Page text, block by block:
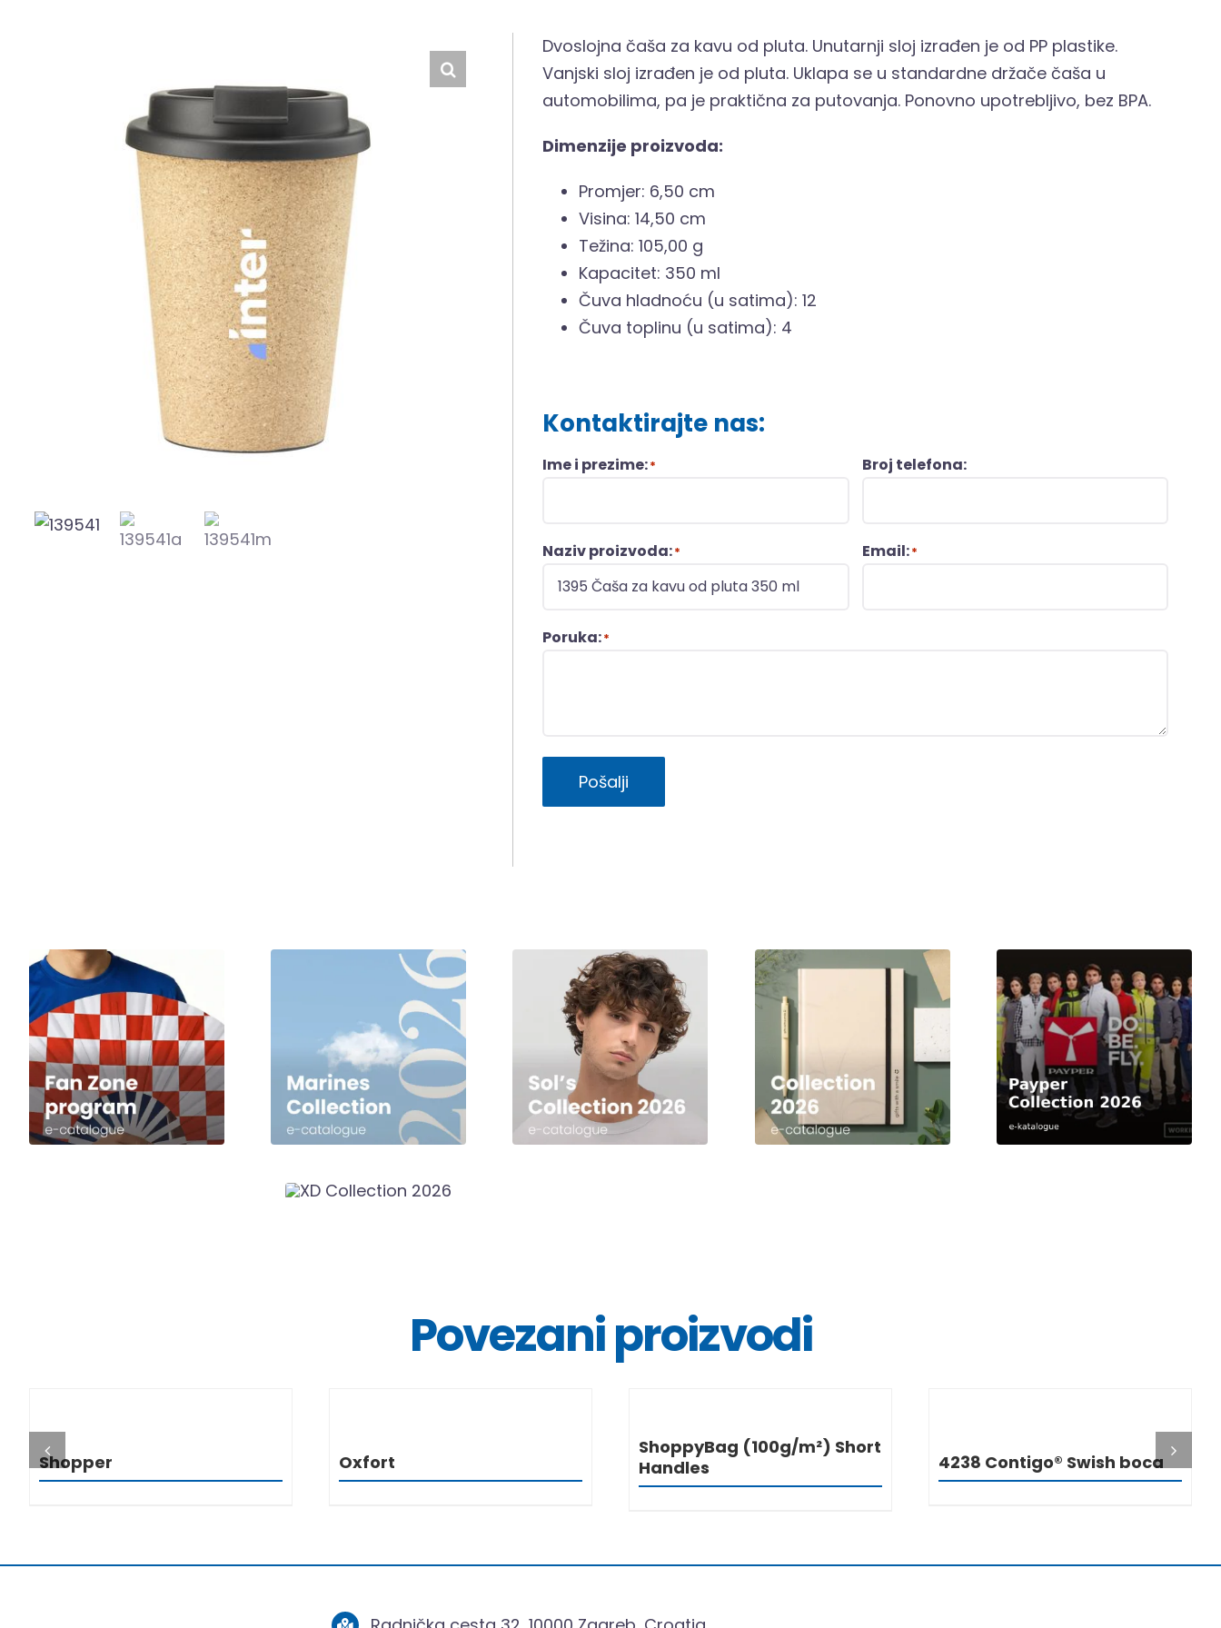
Dvoslojna čaša za kavu od pluta. Unutarnji sloj izrađen je od PP plastike.
Vanjski sloj izrađen je od pluta. Uklapa se u standardne držače čaša u
automobilima, pa je praktična za putovanja. Ponovno upotrebljivo, bez BPA.
Dimenzije proizvoda:
Promjer: 6,50 cm
Visina: 14,50 cm
Težina: 105,00 g
Kapacitet: 350 ml
Čuva hladnoću (u satima): 12
Čuva toplinu (u satima): 4
Kontaktirajte nas:
Ime i prezime:* Broj telefona:
Naziv proizvoda:* Email:*
Poruka:*
Pošalji
Povezani proizvodi
Shopper Oxfort
ShoppyBag (100g/m²) Short
Handles
4238 Contigo® Swish boca